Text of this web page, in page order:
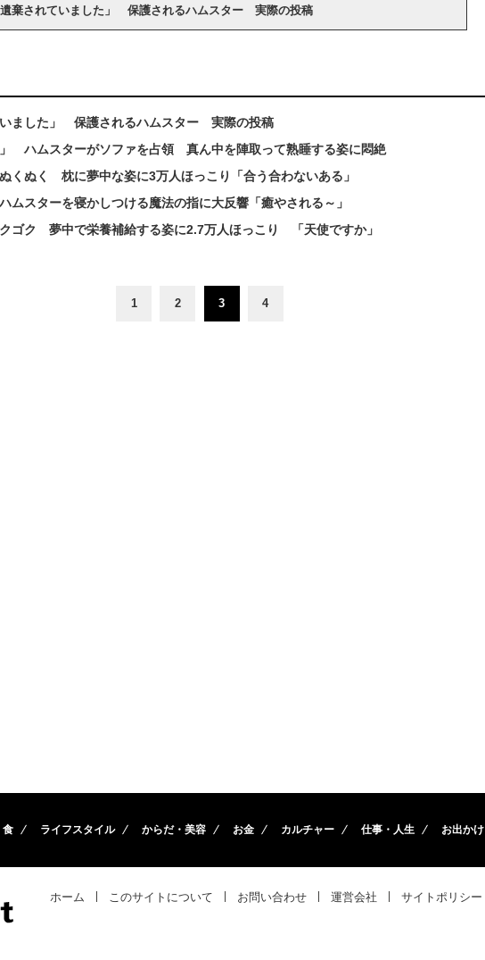
遺棄されていました」 保護されるハムスター 実際の投稿
いました」 保護されるハムスター 実際の投稿
」 ハムスターがソファを占領 真ん中を陣取って熟睡する姿に悶絶
くぬく 枕に夢中な姿に3万人ほっこり「合う合わないある」
スターを寝かしつける魔法の指に大反響「癒やされる～」
ゴク 夢中で栄養補給する姿に2.7万人ほっこり 「天使ですか」
1 2 3 4
食 ライフスタイル からだ・美容 お金 カルチャー 仕事・人生 お出かけ
ホーム このサイトについて お問い合わせ 運営会社 サイトポリシー